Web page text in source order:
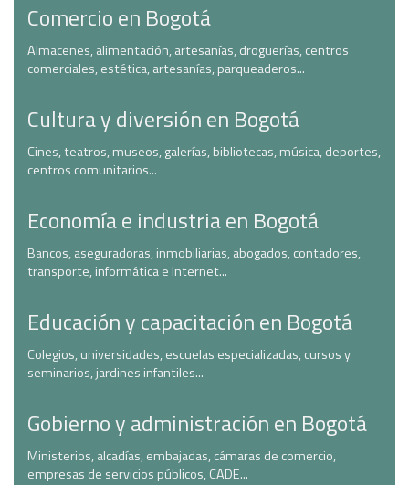
Comercio en Bogotá
Almacenes, alimentación, artesanías, droguerías, centros
comerciales, estética, artesanías, parqueaderos...
Cultura y diversión en Bogotá
Cines, teatros, museos, galerías, bibliotecas, música, deportes,
centros comunitarios...
Economía e industria en Bogotá
Bancos, aseguradoras, inmobiliarias, abogados, contadores,
transporte, informática e Internet...
Educación y capacitación en Bogotá
Colegios, universidades, escuelas especializadas, cursos y
seminarios, jardines infantiles...
Gobierno y administración en Bogotá
Ministerios, alcadías, embajadas, cámaras de comercio,
empresas de servicios públicos, CADE...